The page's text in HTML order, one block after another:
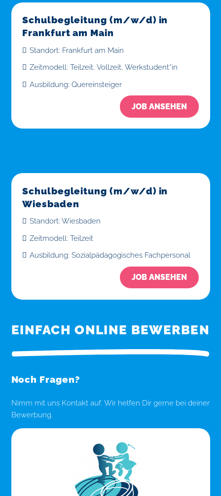
Schulbegleitung (m/w/d) in
Frankfurt am Main
Standort: Frankfurt am Main
Zeitmodell: Teilzeit, Vollzeit, Werkstudent*in
Ausbildung: Quereinsteiger
JOB ANSEHEN
Schulbegleitung (m/w/d) in
Wiesbaden
Standort: Wiesbaden
Zeitmodell: Teilzeit
Ausbildung: Sozialpädagogisches Fachpersonal
JOB ANSEHEN
EINFACH ONLINE BEWERBEN
Noch Fragen?
Nimm mit uns Kontakt auf. Wir helfen Dir gerne bei deiner
Bewerbung.